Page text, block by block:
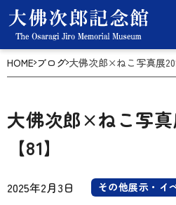
HOME ブログ 大佛次郎×ねこ写真展
大佛次郎×ねこ写真
【81】
2025年2月3日 その他展示・イ